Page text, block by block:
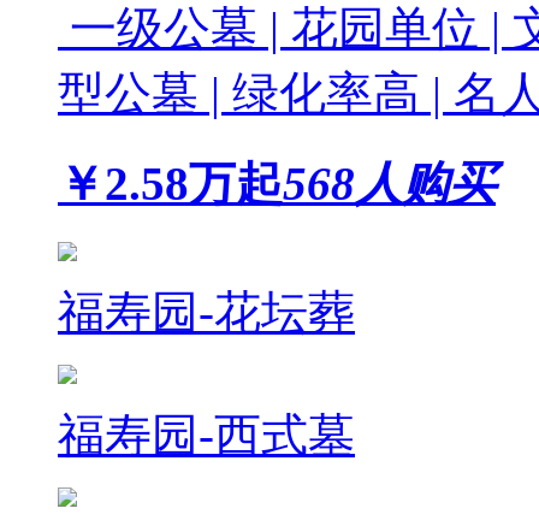
一级公墓 | 花园单位 |
型公墓 | 绿化率高 | 名
￥2.58万起568人购买
福寿园-花坛葬
福寿园-西式墓